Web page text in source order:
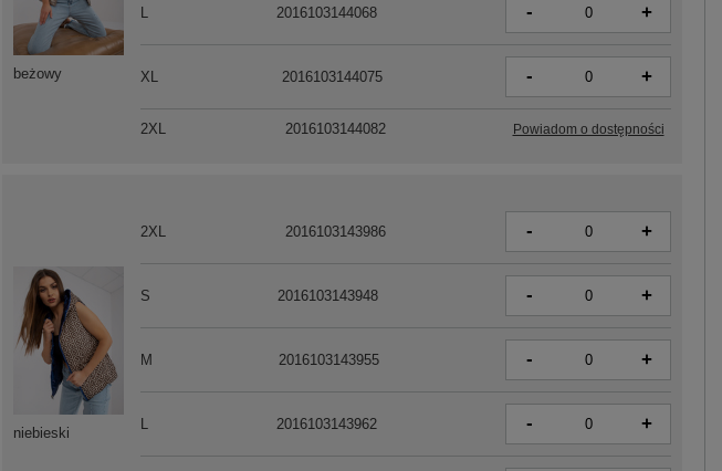
niebieski
2XL 2016103143986 - +
S 2016103143948 - +
M 2016103143955 - +
L 2016103143962 - +
beżowy
L 2016103144068 - +
XL 2016103144075 - +
2XL 2016103144082 Powiadom o dostępności